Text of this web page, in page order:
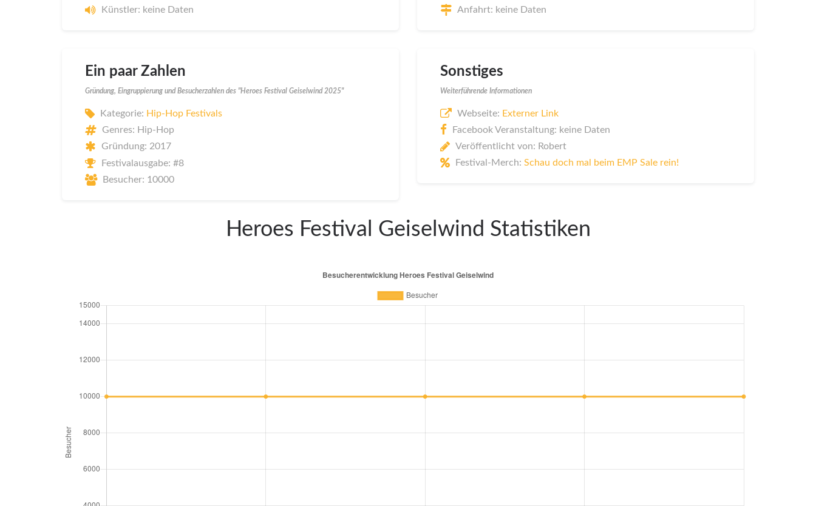
Künstler: keine Daten
Anfahrt: keine Daten
Ein paar Zahlen
Gründung, Eingruppierung und Besucherzahlen des "Heroes Festival Geiselwind 2025"
Kategorie: Hip-Hop Festivals
Genres: Hip-Hop
Gründung: 2017
Festivalausgabe: #8
Besucher: 10000
Sonstiges
Weiterführende Informationen
Webseite: Externer Link
Facebook Veranstaltung: keine Daten
Veröffentlicht von: Robert
Festival-Merch: Schau doch mal beim EMP Sale rein!
Heroes Festival Geiselwind Statistiken